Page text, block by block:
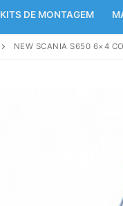
KITS DE MONTAGEM
NEW SCANIA S650 6×4